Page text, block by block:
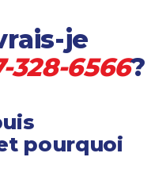
je
328-6566?
pourquoi